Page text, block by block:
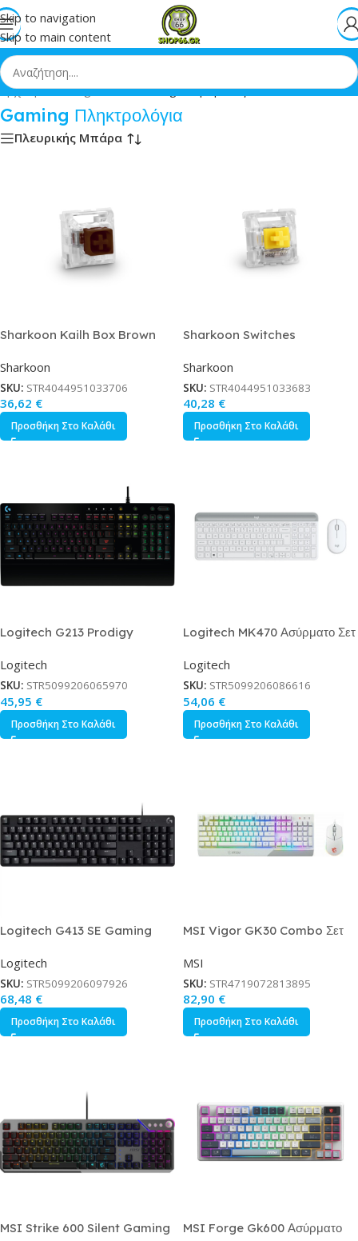
Skip to navigation
Skip to main content
Αρχική»Gaming Zone»Gaming Πληκτρολόγια
Gaming Πληκτρολόγια
Πλευρικής Μπάρα
Sharkoon Kailh Box Brown
Sharkoon
SKU: STR4044951033706
36,62 €
Προσθήκη Στο Καλάθι
Sharkoon Switches
Sharkoon
SKU: STR4044951033683
40,28 €
Προσθήκη Στο Καλάθι
Logitech G213 Prodigy
φωτισμό International English
Logitech
SKU: STR5099206065970
45,95 €
Προσθήκη Στο Καλάθι
Logitech MK470 Ασύρματο Σετ
US Λευκό
Logitech
SKU: STR5099206086616
54,06 €
Προσθήκη Στο Καλάθι
Logitech G413 SE Gaming
Long Hua Tactile διακόπτες
και Φωτιζόμενα πλήκτρα
Αγγλικό US
Logitech
SKU: STR5099206097926
68,48 €
Προσθήκη Στο Καλάθι
MSI Vigor GK30 Combo Σετ
φωτισμό Ποντίκι Αγγλικό US
Λευκό
MSI
SKU: STR4719072813895
82,90 €
Προσθήκη Στο Καλάθι
MSI Strike 600 Silent Gaming
MSI Forge Gk600 Ασύρματο